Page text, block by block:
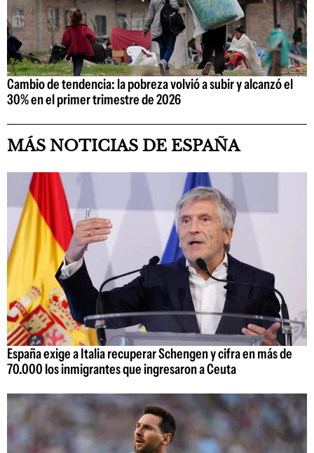
Cambio de tendencia: la pobreza volvió a subir y alcanzó el
30% en el primer trimestre de 2026
MÁS NOTICIAS DE ESPAÑA
España exige a Italia recuperar Schengen y cifra en más de
70.000 los inmigrantes que ingresaron a Ceuta